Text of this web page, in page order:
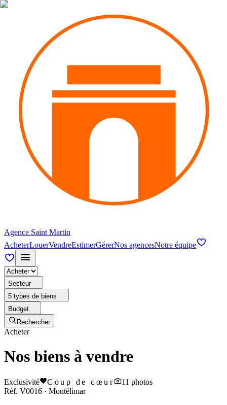
Agence Saint Martin
AcheterLouerVendreEstimerGérerNos agencesNotre équipe
Secteur
5 types de biens
Budget
Rechercher
Acheter
Nos biens à vendre
Exclusivité Coup de cœur 11 photos
Réf. V0016 · Montélimar